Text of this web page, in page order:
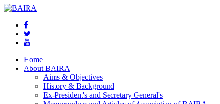
Home
About BAIRA
Aims & Objectives
History & Background
Ex-President's and Secretary General's